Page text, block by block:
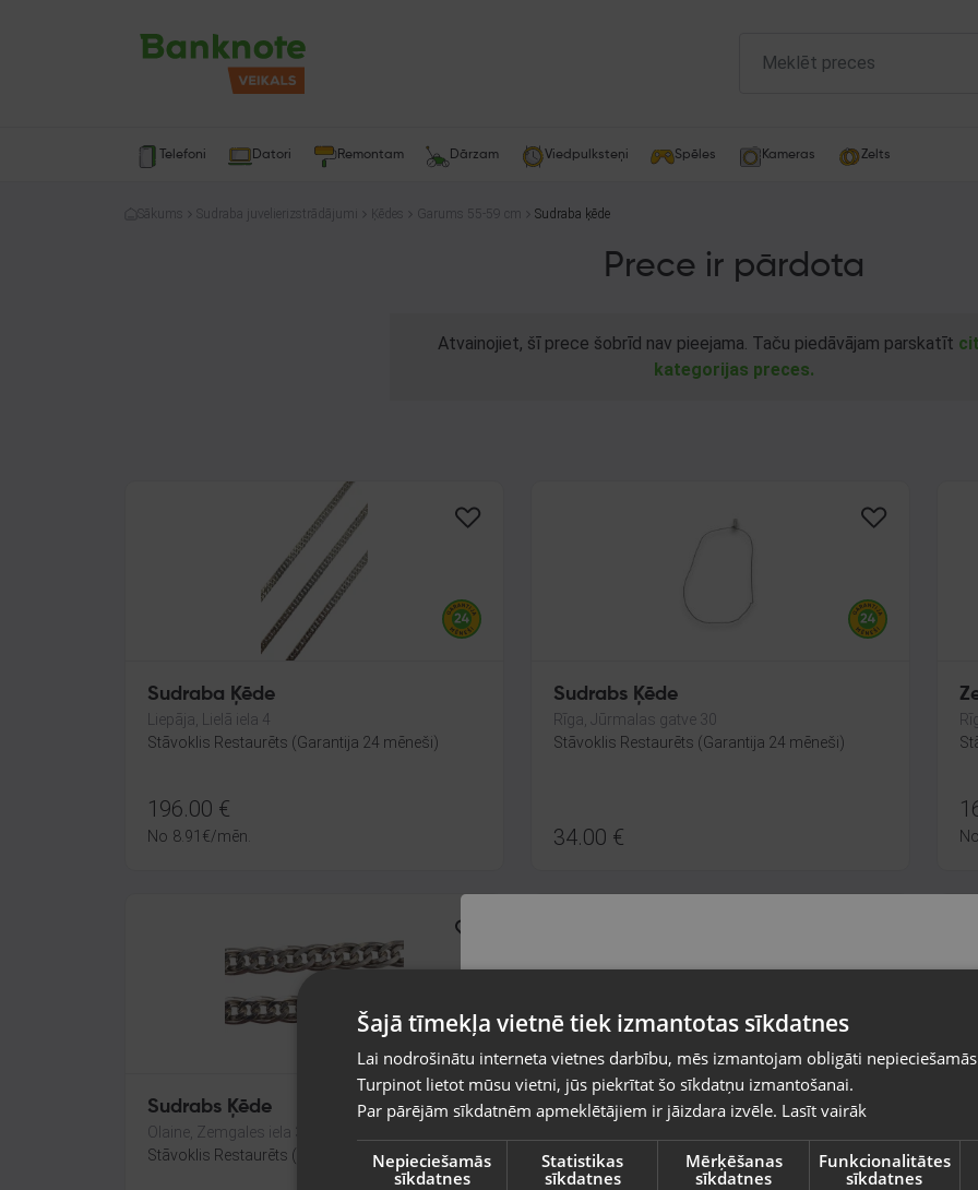
Telefoni Datori Remontam Dārzam Viedpulksteņi Spēles Kameras Zelts
Sākums Sudraba juvelierizstrādājumi Ķēdes Garums 55-59 cm Sudraba ķēde
Prece ir pārdota
Atvainojiet, šī prece šobrīd nav pieejama. Taču piedāvājam parskatīt
kategorijas preces.
Sudraba Ķēde
Liepāja, Lielā iela 4
Stāvoklis Restaurēts (Garantija 24 mēneši)
196.00 €
No 8.91 €/mēn.
Sudrabs Ķēde
Rīga, Jūrmalas gatve 30
Stāvoklis Restaurēts (Garantija 24 mēneši)
34.00 € No
Sudrabs Ķēde
Olaine, Zemgales iela 37
Stāvoklis Restaurēts (Garantija 24 mēneši)
Sudraba ķēde
Stāvoklis Restaurēts (Garantija 24 mēneši)
valsti
Vietnes saturs būs attēlots izvēlētajā valodā
Valsts
Šajā tīmekļa vietnē tiek izmantotas sīkdatnes
Lai nodrošinātu interneta vietnes darbību, mēs izmantojam obligāti
Turpinot lietot mūsu vietni, jūs piekrītat šo sīkdatņu izmantošanai.
Par pārējām sīkdatnēm apmeklētājiem ir jāizdara izvēle. Lasīt vairāk
Nepieciešamās
sīkdatnes
Statistikas
sīkdatnes
Mērķēšanas
sīkdatnes
Funkcionalitātes
sīkdatnes